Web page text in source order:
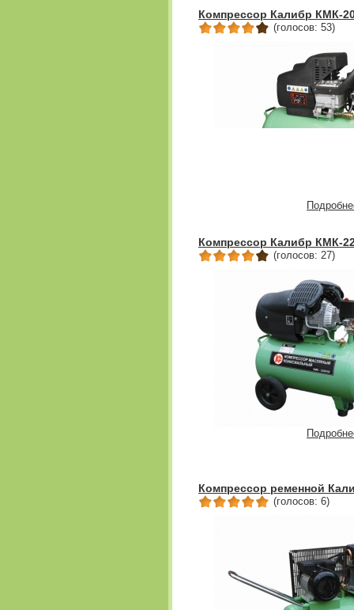
Компрессор Калибр КМК-
(голосов: 53)
Компрессор Калибр КМК-
(голосов: 27)
Компрессор ременной
(голосов: 6)